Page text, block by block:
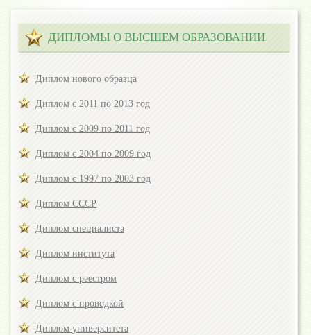
ДИПЛОМЫ О ВЫСШЕМ ОБРАЗОВАНИИ
Диплом нового образца
Диплом с 2011 по 2013 год
Диплом с 2009 по 2011 год
Диплом с 2004 по 2009 год
Диплом с 1997 по 2003 год
Диплом СССР
Диплом специалиста
Диплом института
Диплом с реестром
Диплом с проводкой
Диплом университета